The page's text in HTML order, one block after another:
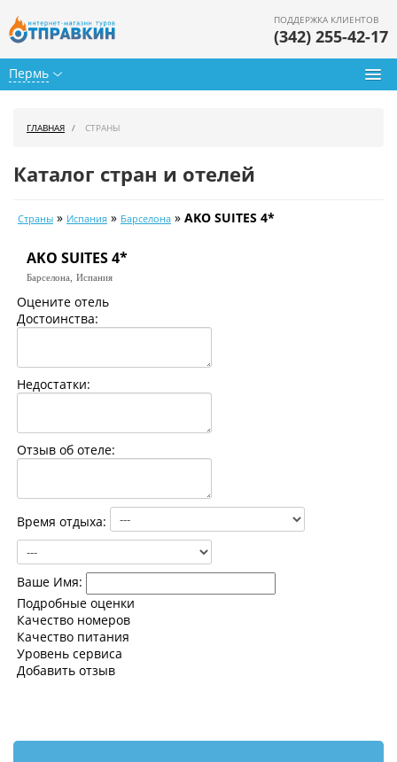
Пермь
ПОДДЕРЖКА КЛИЕНТОВ
(342) 255-42-17
Календарь туров
Цены дня
Страны
ГЛАВНАЯ СТРАНЫ
Каталог стран и отелей
Страны » Испания » Барселона » AKO SUITES 4*
AKO SUITES 4*
Барселона, Испания
Оцените отель
Достоинства:
Недостатки:
Отзыв об отеле:
Время отдыха:
Ваше Имя:
Подробные оценки
Качество номеров
Качество питания
Уровень сервиса
Добавить отзыв